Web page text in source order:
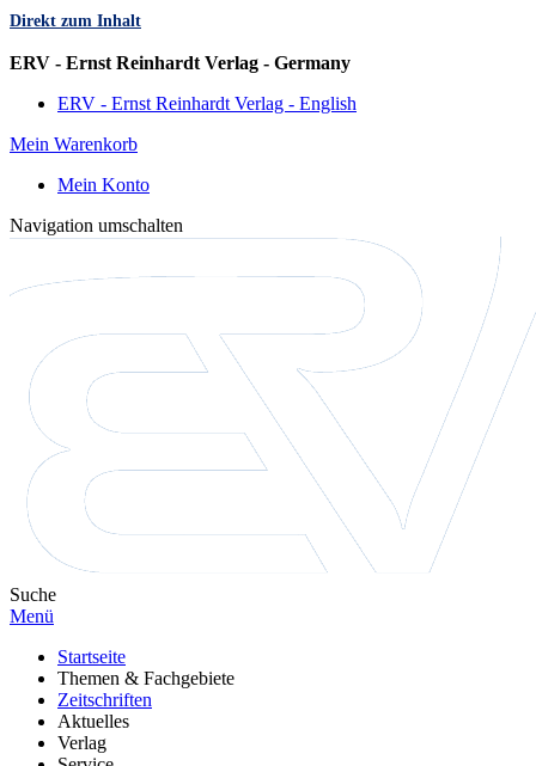
Direkt zum Inhalt
ERV - Ernst Reinhardt Verlag - Germany
ERV - Ernst Reinhardt Verlag - English
Mein Warenkorb
Mein Konto
Navigation umschalten
Suche
Menü
Startseite
Themen & Fachgebiete
Zeitschriften
Aktuelles
Verlag